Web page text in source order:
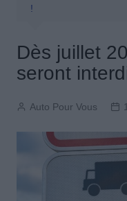
!
Dès juillet
seront
Auto Pour Vous